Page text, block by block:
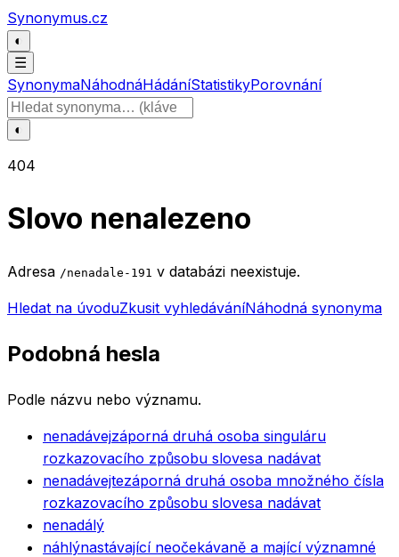
Přeskočit na obsah
Synonymus.cz
◐
☰
SynonymaNáhodnáHádáníStatistikyPorovnání
Hledat slovo
◐
404
Slovo nenalezeno
Adresa /nenadale-191 v databázi neexistuje.
Hledat na úvoduZkusit vyhledáváníNáhodná synonyma
Podobná hesla
Podle názvu nebo významu.
nenadávejzáporná druhá osoba singuláru
rozkazovacího způsobu slovesa nadávat
nenadávejtezáporná druhá osoba množného čísla
rozkazovacího způsobu slovesa nadávat
nenadálý
náhlýnastávající neočekávaně a mající významné